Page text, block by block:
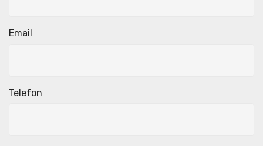
Email
Telefon